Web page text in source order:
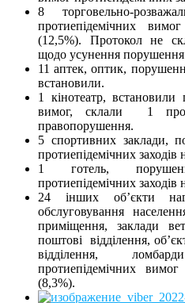
8 торговельно-
протиепідемічних
(12,5%). Протокол не
щодо усунення
11 аптек, оптик,
встановили.
1 кінотеатр, встановили
вимог, склали 1
правопорушення.
5 спортивних заклади,
протиепідемічних заходів
1 готель,
протиепідемічних заходів
24 інших об’єкти
обслуговування
приміщення, заклади
поштові відділення,
відділення,
протиепідемічних
(8,3%).